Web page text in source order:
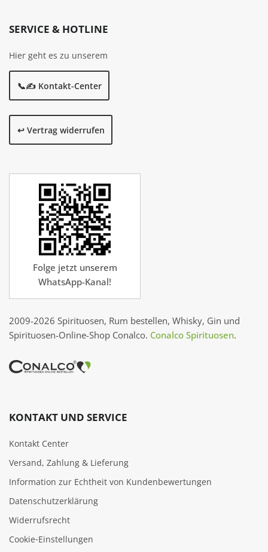
SERVICE & HOTLINE
Hier geht es zu unserem
📞✍️ Kontakt-Center
↩️ Vertrag widerrufen
Folge jetzt unserem
WhatsApp-Kanal!
2009-2026 Spirituosen, Rum bestellen, Whisky, Gin und
Spirituosen-Online-Shop Conalco. Conalco Spirituosen.
KONTAKT UND SERVICE
Kontakt Center
Versand, Zahlung & Lieferung
Information zur Echtheit von Kundenbewertungen
Datenschutzerklärung
Widerrufsrecht
Cookie‑Einstellungen